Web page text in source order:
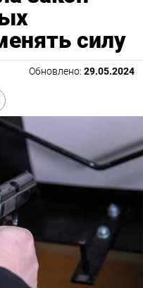
силу
Обновлено: 29.05.2024